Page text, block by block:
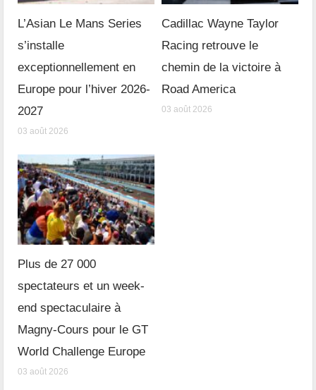
L’Asian Le Mans Series
s’installe
exceptionnellement en
Europe pour l’hiver 2026-
2027
03 août 2026
Cadillac Wayne Taylor
Racing retrouve le
chemin de la victoire à
Road America
03 août 2026
Plus de 27 000
spectateurs et un week-
end spectaculaire à
Magny-Cours pour le GT
World Challenge Europe
03 août 2026